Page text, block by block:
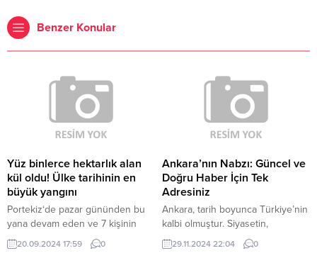
Benzer Konular
Yüz binlerce hektarlık alan
kül oldu! Ülke tarihinin en
büyük yangını
Portekiz‘de pazar gününden bu
yana devam eden ve 7 kişinin
ölümüne neden olan orman
yangını nedeniyle 1 günlük ulusal
20.09.2024 17:59 0
Ankara’nın Nabzı: Güncel ve
Doğru Haber İçin Tek
Adresiniz
Ankara, tarih boyunca Türkiye’nin
kalbi olmuştur. Siyasetin,
ekonominin ve kültürel
etkinliklerin merkezi olan bu
29.11.2024 22:04 0